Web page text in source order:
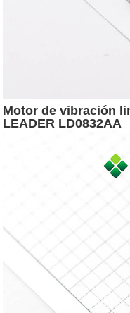
Motor de vibración
LEADER LD0832AA